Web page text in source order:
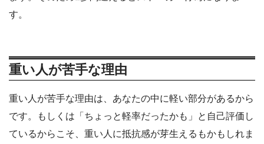
す。
重い人が苦手な理由
重い人が苦手な理由は、あなたの中に軽い部分があるから
です。もしくは「ちょっと軽率だったかも」と自己評価し
ているからこそ、重い人に抵抗感が芽生えるもかもしれま